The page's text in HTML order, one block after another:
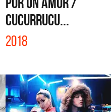
CUCURRUCU...
2018